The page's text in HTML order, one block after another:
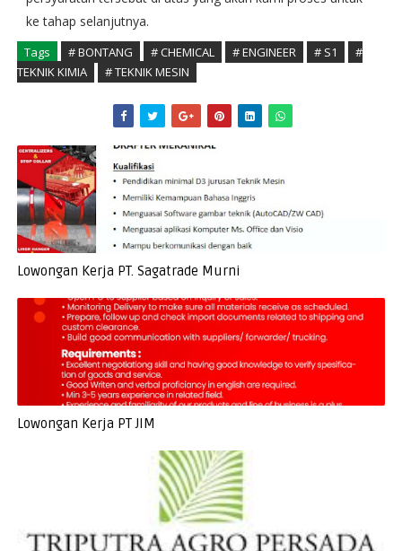
ke tahap selanjutnya.
Tags # BONTANG # CHEMICAL # ENGINEER # S1
#
TEKNIK KIMIA
# TEKNIK MESIN
Lowongan Kerja PT. Sagatrade Murni
Lowongan Kerja PT JIM